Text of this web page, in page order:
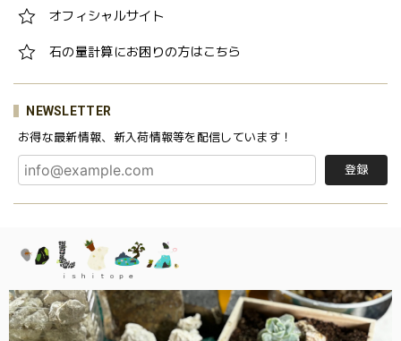
オフィシャルサイト
石の量計算にお困りの方はこちら
NEWSLETTER
お得な最新情報、新入荷情報等を配信しています！
登録